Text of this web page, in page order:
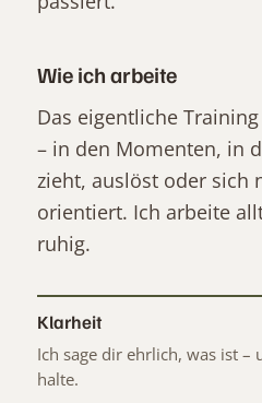
Wie ich arbeite
Das eigentliche
– in den Momenten, in
zieht, auslöst oder sich
orientiert. Ich arbeite
ruhig.
Klarheit
Ich sage dir ehrlich, was ist
halte.